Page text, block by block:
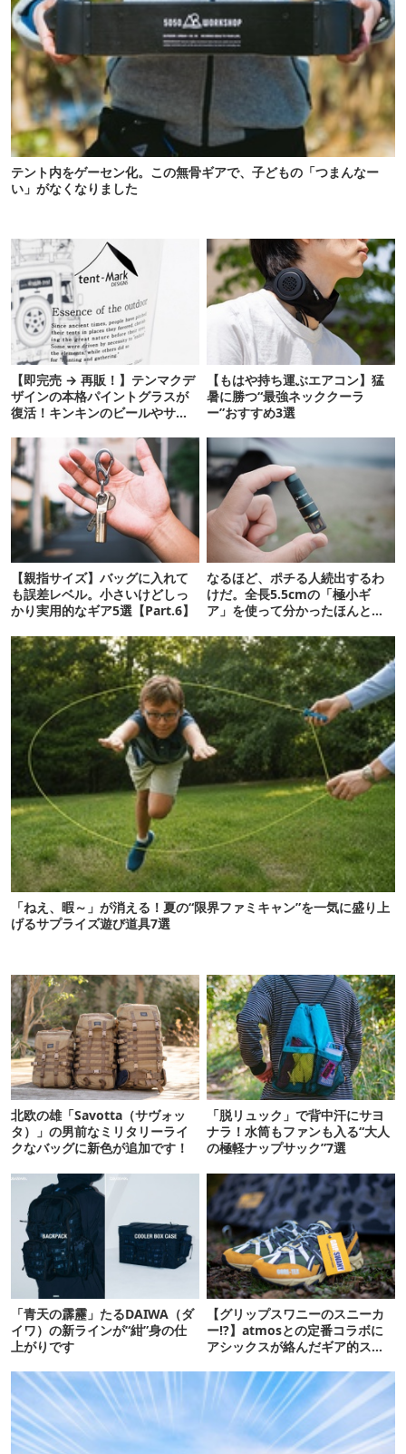
テント内をゲーセン化。この無骨ギアで、子どもの「つまんなー
い」がなくなりました
【即完売 → 再販！】テンマクデ
ザインの本格パイントグラスが
復活！キンキンのビールやサワ
【もはや持ち運ぶエアコン】猛
暑に勝つ“最強ネッククーラ
ー”おすすめ3選
【親指サイズ】バッグに入れて
も誤差レベル。小さいけどしっ
かり実用的なギア5選【Part.6】
なるほど、ポチる人続出するわ
けだ。全長5.5cmの「極小ギ
ア」を使って分かったほんとの
「ねえ、暇～」が消える！夏の“限界ファミキャン”を一気に盛り上
げるサプライズ遊び道具7選
北欧の雄「Savotta（サヴォッ
タ）」の男前なミリタリーライ
クなバッグに新色が追加です！
「脱リュック」で背中汗にサヨ
ナラ！水筒もファンも入る“大人
の極軽ナップサック”7選
「青天の霹靂」たるDAIWA（ダ
イワ）の新ラインが“紺”身の仕
上がりです
【グリップスワニーのスニーカ
ー!?】atmosとの定番コラボに
アシックスが絡んだギア的スニ